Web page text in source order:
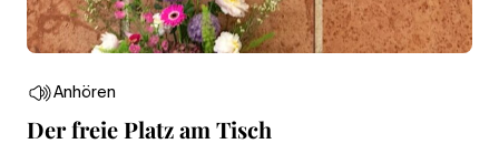
Anhören
Der freie Platz am Tisch